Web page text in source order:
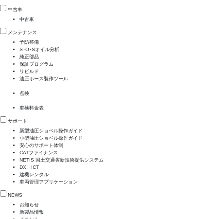
中古車
中古車
メンテナンス
予防整備
S･O･Sオイル分析
純正部品
保証プログラム
リビルド
油圧ホース製作ツール
点検
車検料金表
サポート
新型油圧ショベル操作ガイド
小型油圧ショベル操作ガイド
安心のサポート体制
CATファイナンス
NETIS 国土交通省新技術提供システム
DX ICT
建機レンタル
車両管理アプリケーション
NEWS
お知らせ
新製品情報